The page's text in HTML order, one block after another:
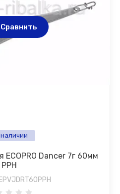
ECOPRO Dancer 7г 60мм
PPH
EPVJDRT60PPH
Сравнить